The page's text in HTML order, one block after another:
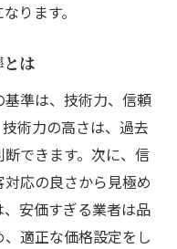
ります。
は
準は、技術力、信頼
術力の高さは、過去
できます。次に、信
応の良さから見極め
安価すぎる業者は品
適正な価格設定をし